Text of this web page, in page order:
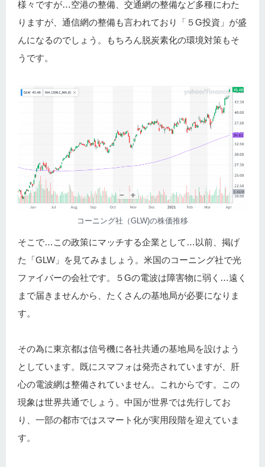
様々ですが…空港の整備、交通網の整備など多種にわた
りますが、通信網の整備も言われており「５G投資」が盛
んになるのでしょう。もちろん脱炭素化の環境対策もそ
うです。
コーニング社（GLW)の株価推移
そこで…この政策にマッチする企業として…以前、掲げ
た「GLW」を見てみましょう。米国のコーニング社で光
ファイバーの会社です。５Gの電波は障害物に弱く…遠く
まで届きませんから、たくさんの基地局が必要になりま
す。
その為に東京都は信号機に各社共通の基地局を設けよう
としています。既にスマフォは発売されていますが、肝
心の電波網は整備されていません。これからです。この
現象は世界共通でしょう。中国が世界では先行してお
り、一部の都市ではスマート化が実用段階を迎えていま
す。